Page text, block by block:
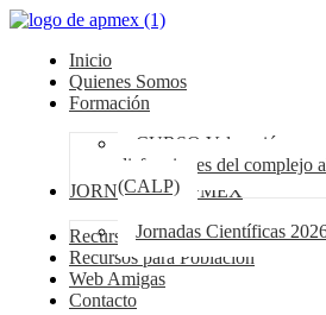
Inicio
Quienes Somos
Formación
CURSO Valoración y
disfunciones del complejo
(CALP)
JORNADAS APMEX
Jornadas Científicas
Recursos para socias
Recursos para Población
Web Amigas
Contacto